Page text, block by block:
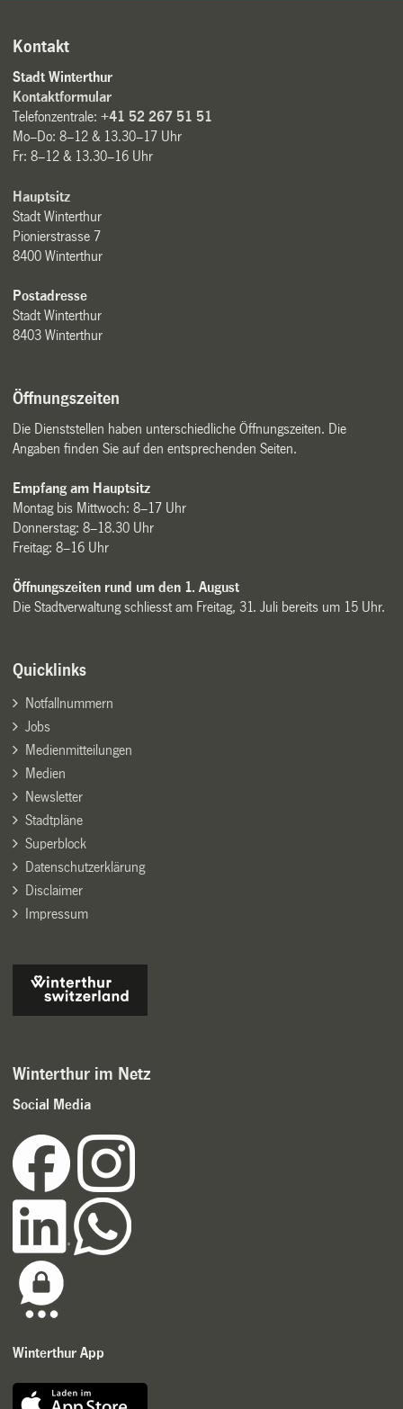
Kontakt
Stadt Winterthur
Kontaktformular
Telefonzentrale:+41 52 267 51 51
Mo–Do: 8–12 & 13.30–17 Uhr
Fr: 8–12 & 13.30–16 Uhr
Hauptsitz
Stadt Winterthur
Pionierstrasse 7
8400 Winterthur
Postadresse
Stadt Winterthur
8403 Winterthur
Öffnungszeiten
Die Dienststellen haben unterschiedliche Öffnungszeiten. Die
Angaben finden Sie auf den entsprechenden Seiten.
Empfang am Hauptsitz
Montag bis Mittwoch: 8–17 Uhr
Donnerstag: 8–18.30 Uhr
Freitag: 8–16 Uhr
Öffnungszeiten rund um den 1. August
Die Stadtverwaltung schliesst am Freitag, 31. Juli bereits um 15 Uhr.
Quicklinks
Notfallnummern
Jobs
Medienmitteilungen
Medien
Newsletter
Stadtpläne
Superblock
Datenschutzerklärung
Disclaimer
Impressum
Winterthur im Netz
Social Media
Winterthur App